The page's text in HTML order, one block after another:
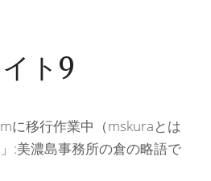
ト9
に移行作業中（mskuraとは
:美濃島事務所の倉の略語で